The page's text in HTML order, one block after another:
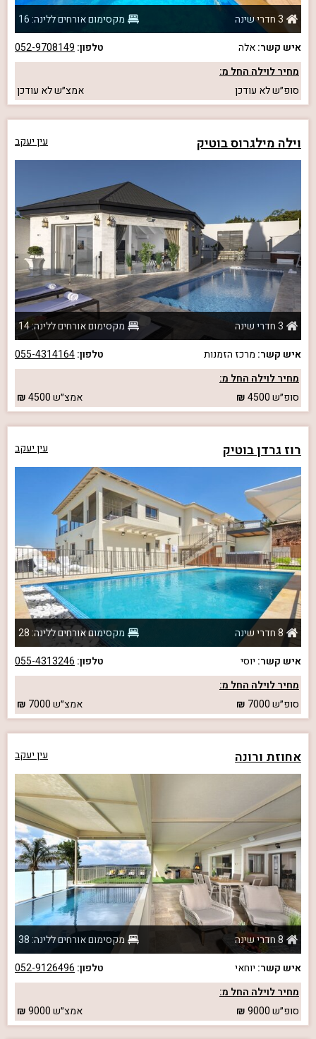
3 חדרי שינה
מקסימום אורחים ללינה: 16
איש קשר:אלה טלפון: 052-9708149
מחיר לוילה החל מ:
סופ״שלא עודכן אמצ״שלא עודכן
וילה מילגרוס בוטיק עין יעקב
3 חדרי שינה
מקסימום אורחים ללינה: 14
איש קשר: מרכז הזמנות טלפון:055-4314164
מחיר לוילה החל מ:
סופ״ש4500 אמצ״ש4500
רוז גרדן בוטיק עין יעקב
8 חדרי שינה
מקסימום אורחים ללינה: 28
איש קשר: יוסי טלפון: 055-4313246
מחיר לוילה החל מ:
סופ״ש7000 אמצ״ש7000
אחוזת ורונה עין יעקב
8 חדרי שינה
מקסימום אורחים ללינה: 38
איש קשר: יוחאי טלפון: 052-9126496
מחיר לוילה החל מ:
סופ״ש9000 אמצ״ש9000